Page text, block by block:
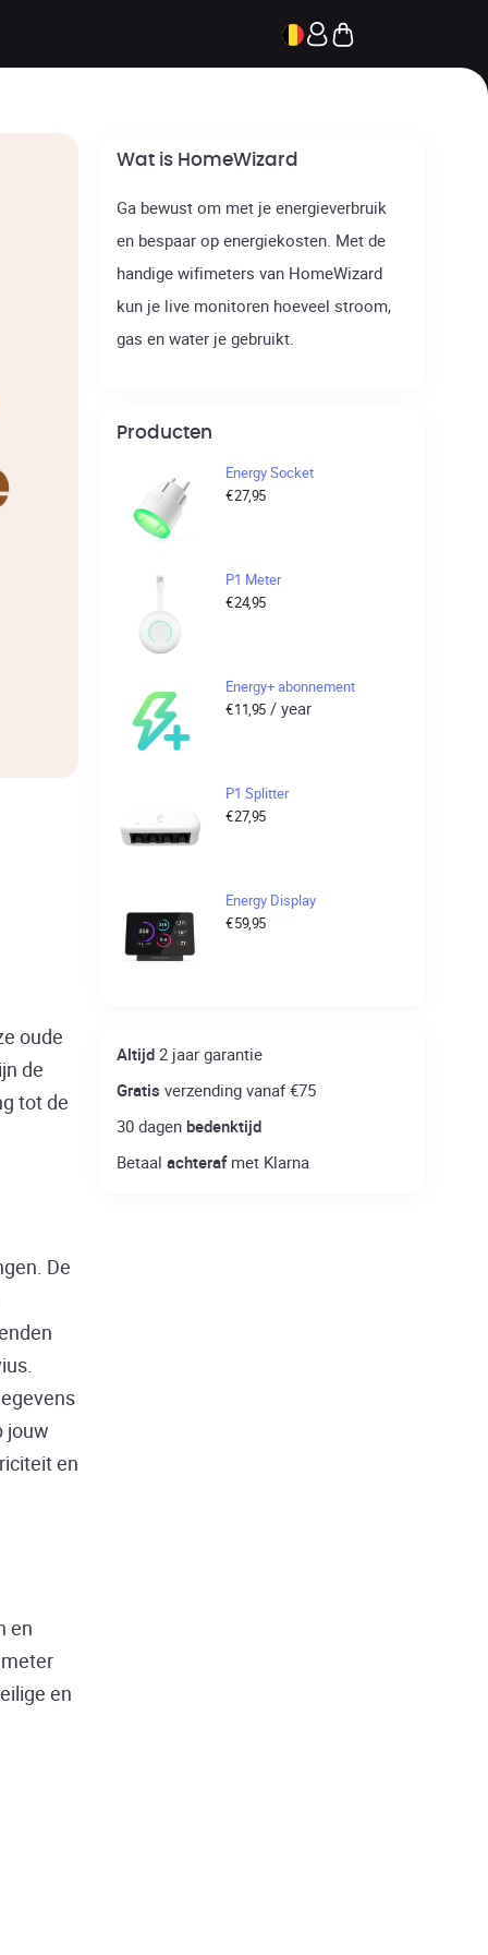
oude
de
tot de
De
jouw
en
en
en
Wat is HomeWizard
Ga bewust om met je energieverbruik
en bespaar op energiekosten. Met de
handige wifimeters van HomeWizard
kun je live monitoren hoeveel stroom,
gas en water je gebruikt.
Producten
Energy Socket
€27,95
P1 Meter
€24,95
Energy+ abonnement
€11,95 / year
P1 Splitter
€27,95
Energy Display
€59,95
Altijd2 jaar garantie
Gratis verzending vanaf €75
30 dagen bedenktijd
Betaal achterafmet Klarna